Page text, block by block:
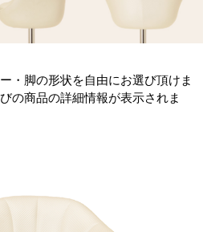
・脚の形状を自由にお選び頂けま
の商品の詳細情報が表示されま